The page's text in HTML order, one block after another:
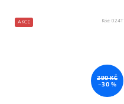
AKCE
290 KČ
–30 %
Kód: 024T